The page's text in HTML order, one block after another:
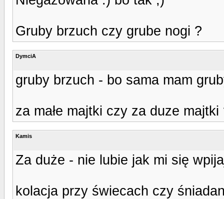
Gruby brzuch czy grube nogi ?
DymciA
gruby brzuch - bo sama mam
za małe majtki czy za duze majtki
Kamis
Za duże - nie lubie jak mi się
kolacja przy świecach czy